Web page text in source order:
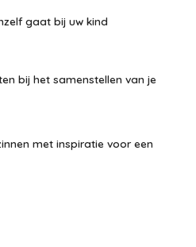
gaat bij uw kind
bij het samenstellen van je
met inspiratie voor een